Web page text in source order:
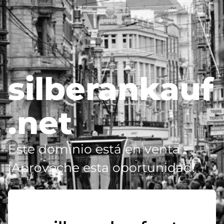
silberankauf
.net
Este dominio está en venta -
¡Aproveche esta oportunidad!